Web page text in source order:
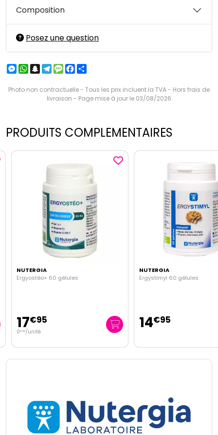
Composition
Posez une question
Messenger
WhatsApp
Snapchat
Telegram
MessageFacebook
Photo non contractuelle - Tous les prix incluent la TVA - Hors frais de
livraison - Page mise à jour le 03/08/2026
PRODUITS COMPLEMENTAIRES
NUTERGIA
Ergyostéo+ 60 gélules
17€95
€30/unité
NUTERGIA
Ergystimyl 60 gélules
14€95